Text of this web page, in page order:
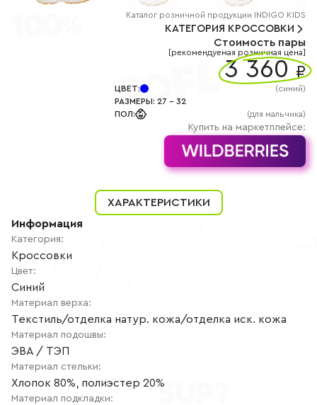
+7
АВТОРИЗАЦИЯ
РЕГИСТРАЦИЯ
Каталог розничной продукции INDIGO KIDS
КАТЕГОРИЯ КРОССОВКИ
Стоимость пары
[рекомендуемая розничная цена]
3 360 ₽
ЦВЕТ: (синий)
РАЗМЕРЫ: 27 - 32
ПОЛ: (для мальчика)
Купить на маркетплейсе:
ХАРАКТЕРИСТИКИ
Информация
Категория:
Кроссовки
Цвет:
Синий
Материал верха:
Текстиль/отделка натур. кожа/отделка иск. кожа
Материал подошвы:
ЭВА / ТЭП
Материал стельки:
Хлопок 80%, полиэстер 20%
Материал подкладки: